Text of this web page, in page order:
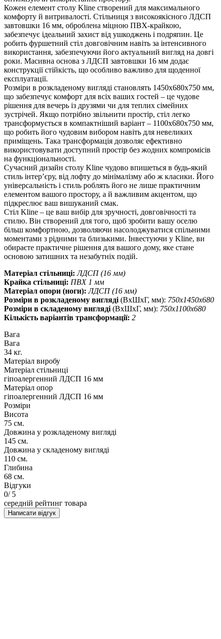
Кожен елемент столу Kline створений для максимального
комфорту й витривалості. Стільниця з високоякісного ЛДСП
завтовшки 16 мм, оброблена міцною ПВХ-крайкою,
забезпечує ідеальний захист від ушкоджень і подряпин. Це
робить фуршетний стіл довговічним навіть за інтенсивного
використання, забезпечуючи його актуальний вигляд на довгі
роки. Масивна основа з ЛДСП завтовшки 16 мм додає
конструкції стійкість, що особливо важливо для щоденної
експлуатації.
Розміри в розкладеному вигляді становлять 1450х680х750 мм,
що забезпечує комфорт для всіх ваших гостей – це чудове
рішення для вечерь із друзями чи для теплих сімейних
зустрічей. Якщо потрібно звільнити простір, стіл легко
трансформується в компактніший варіант – 1100х680х750 мм,
що робить його чудовим вибором навіть для невеликих
приміщень. Така трансформація дозволяє ефективно
використовувати доступний простір без жодних компромісів
на функціональності.
Сучасний дизайн столу Kline чудово впишеться в будь-який
стиль інтер’єру, від лофту до мінімалізму або ж класики. Його
універсальність і стиль роблять його не лише практичним
елементом вашого простору, а й важливим акцентом, що
підкреслює ваш вишуканий смак.
Стіл Kline – це ваш вибір для зручності, довговічності та
стилю. Він створений для того, щоб зробити вашу оселю
більш комфортною, дозволяючи насолоджуватися спільними
моментами з рідними та близькими. Інвестуючи у Kline, ви
обираєте практичне рішення для вашого дому, яке стане
основою затишних та незабутніх подій.
Матеріал стільниці: ЛДСП (16 мм)
Крайка стільниці: ПВХ 1 мм
Матеріал опори (ноги): ЛДСП (16 мм)
Розміри в розкладеному вигляді (ВхШхГ, мм): 750х1450х680
Розміри в складеному вигляді (ВхШхГ, мм): 750х1100х680
Кількість варіантів трансформації: 2
Вага
Вага
34 кг.
Матеріал виробу
Матеріал стільниці
гіпоалергенний ЛДСП 16 мм
Матеріал опор
гіпоалергенний ЛДСП 16 мм
Розміри
Висота
75 см.
Довжина у розкладеному вигляді
145 см.
Довжина у складеному вигляді
110 см.
Глибина
68 см.
Відгуки
0/ 5
середній рейтинг товара
Написати відгук